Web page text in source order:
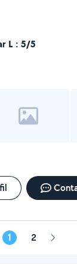
L : 5/5
1 2 Page